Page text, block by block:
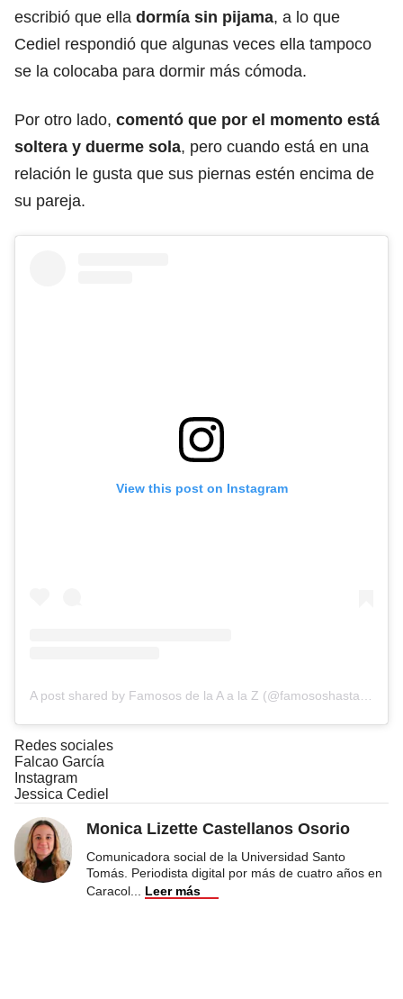
escribió que ella dormía sin pijama, a lo que
Cediel respondió que algunas veces ella tampoco
se la colocaba para dormir más cómoda.
Por otro lado, comentó que por el momento está
soltera y duerme sola, pero cuando está en una
relación le gusta que sus piernas estén encima de
su pareja.
View this post on Instagram
Redes sociales
Falcao García
Instagram
Jessica Cediel
Monica Lizette Castellanos Osorio
Comunicadora social de la Universidad Santo
Tomás. Periodista digital por más de cuatro años en
Caracol
Leer más